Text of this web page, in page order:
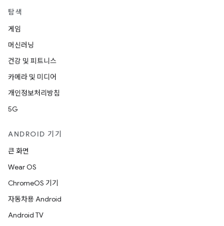
탐색
게임
머신러닝
건강 및 피트니스
카메라 및 미디어
개인정보처리방침
5G
ANDROID 기기
큰 화면
Wear OS
ChromeOS 기기
자동차용 Android
Android TV